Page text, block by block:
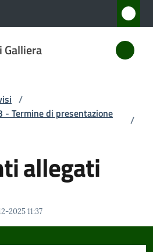
Galliera
/
- Termine di presentazione
/
allegati
2025 11:37